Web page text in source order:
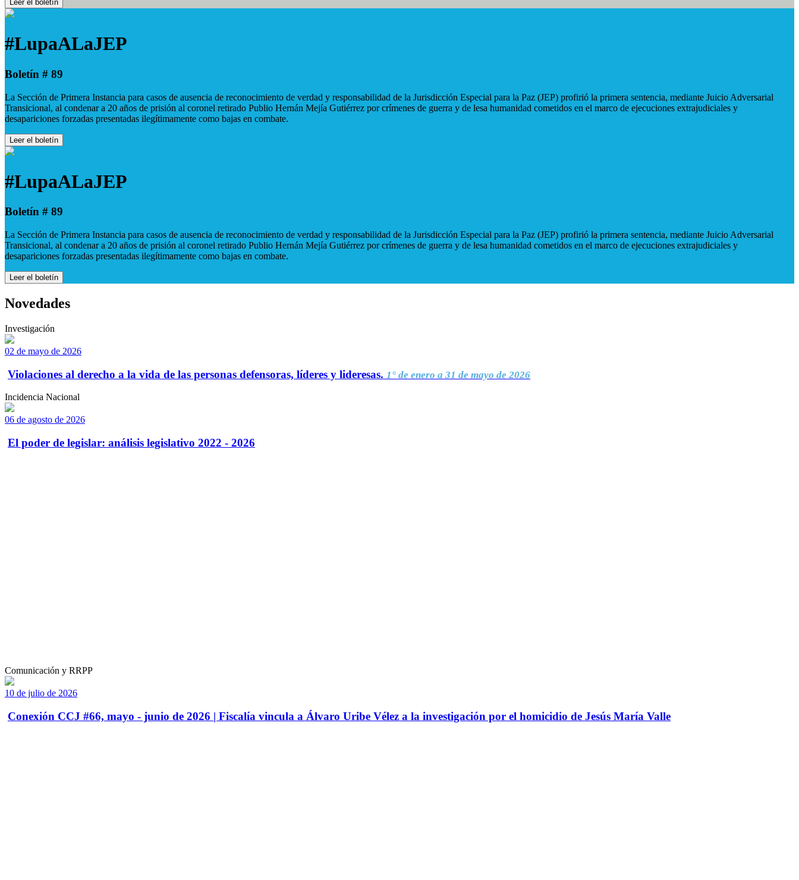
Leer el boletín
#LupaALaJEP
Boletín # 89
La Sección de Primera Instancia para casos de ausencia de reconocimiento de verdad y responsabilidad de la Jurisdicción Especial para la Paz (JEP) profirió la primera sentencia, mediante Juicio Adversarial
Transicional, al condenar a 20 años de prisión al coronel retirado Publio Hernán Mejía Gutiérrez por crímenes de guerra y de lesa humanidad cometidos en el marco de ejecuciones extrajudiciales y
desapariciones forzadas presentadas ilegítimamente como bajas en combate.
Leer el boletín
#LupaALaJEP
Boletín # 89
La Sección de Primera Instancia para casos de ausencia de reconocimiento de verdad y responsabilidad de la Jurisdicción Especial para la Paz (JEP) profirió la primera sentencia, mediante Juicio Adversarial
Transicional, al condenar a 20 años de prisión al coronel retirado Publio Hernán Mejía Gutiérrez por crímenes de guerra y de lesa humanidad cometidos en el marco de ejecuciones extrajudiciales y
desapariciones forzadas presentadas ilegítimamente como bajas en combate.
Leer el boletín
Novedades
Investigación
02 de mayo de 2026
Violaciones al derecho a la vida de las personas defensoras, líderes y lideresas. 1° de enero a 31 de mayo de 2026
Incidencia Nacional
06 de agosto de 2026
El poder de legislar: análisis legislativo 2022 - 2026
Comunicación y RRPP
10 de julio de 2026
Conexión CCJ #66, mayo - junio de 2026 | Fiscalía vincula a Álvaro Uribe Vélez a la investigación por el homicidio de Jesús María Valle